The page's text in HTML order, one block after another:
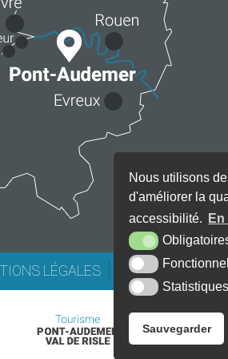
Nous utilisons
d'améliorer la
accessibilité.
Statistiques
Sauvegarder
LÉGALES KREA3